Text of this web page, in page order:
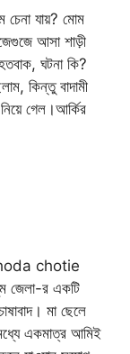
চেনা যায়? মোম
আসা শাড়ী
ঘটনা কি?
কিন্তু বাদামী
গেল।আর্কির
choda chotie
জেলা-র একটি
মা ছেলে
একমাত্র আমিই